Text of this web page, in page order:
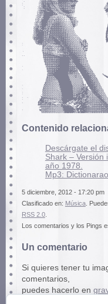
Contenido
Descárgate el
Shark – Versión
año 1978.
Mp3:
5 diciembre, 2012 - 17:20 pm
Clasificado en: Música.
RSS 2.0.
Los comentarios y los Pings
Un comentario
Si quieres tener tu
comentarios,
puedes hacerlo en